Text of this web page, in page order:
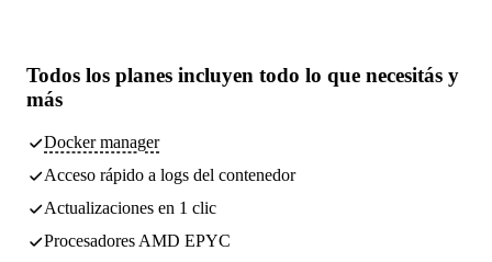
Todos los planes incluyen todo lo que necesitás y
más
Docker manager
Acceso rápido a logs del contenedor
Actualizaciones en 1 clic
Procesadores AMD EPYC